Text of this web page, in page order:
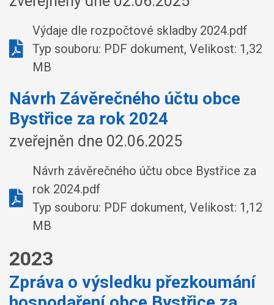
Výdaje dle rozpočtové skladby 2024.pdf
Typ souboru: PDF dokument, Velikost: 1,32
MB
Návrh Závěrečného účtu obce
Bystřice za rok 2024
zveřejněn dne 02.06.2025
Návrh závěrečného účtu obce Bystřice za
rok 2024.pdf
Typ souboru: PDF dokument, Velikost: 1,12
MB
2023
Zpráva o výsledku přezkoumání